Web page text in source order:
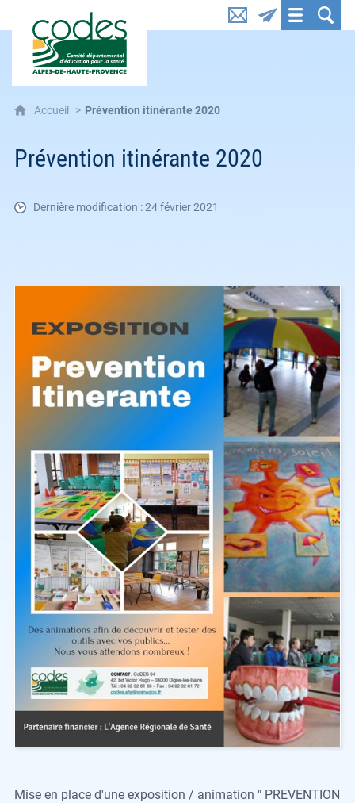
CoDES 04 : Comité départemental d'éducation
Accueil Prévention itinérante 2020
Prévention itinérante 2020
Dernière modification : 24 février 2021
Mise en place d'une exposition / animation " PREVENTION